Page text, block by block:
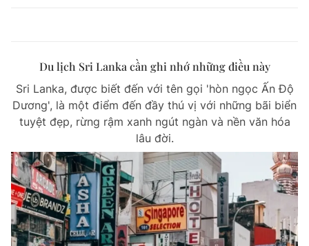
Du lịch Sri Lanka cần ghi nhớ những điều này
Sri Lanka, được biết đến với tên gọi 'hòn ngọc Ấn Độ
Dương', là một điểm đến đầy thú vị với những bãi biển
tuyệt đẹp, rừng rậm xanh ngút ngàn và nền văn hóa
lâu đời.